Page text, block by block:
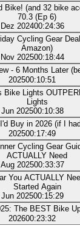
Dez 202400:24:36
Nov 202500:18:44
202500:10:51
Jun 202500:10:38
202500:17:49
Aug 202500:33:37
Jun 202500:15:29
202600:23:32